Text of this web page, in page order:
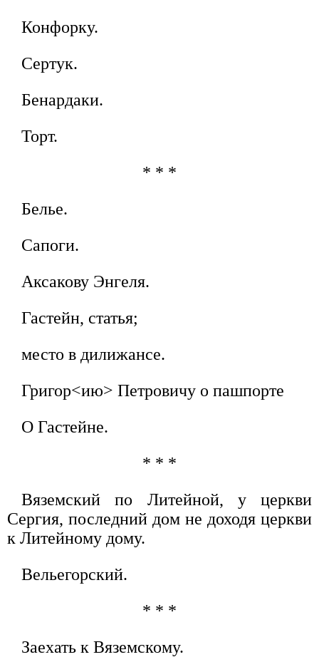
Конфорку.
Сертук.
Бенардаки.
Торт.
* * *
Белье.
Сапоги.
Аксакову Энгеля.
Гастейн, статья;
место в дилижансе.
Григор<ию> Петровичу о пашпорте
О Гастейне.
* * *
Вяземский по Литейной, у церкви
Сергия, последний дом не доходя церкви
к Литейному дому.
Вельегорский.
* * *
Заехать к Вяземскому.